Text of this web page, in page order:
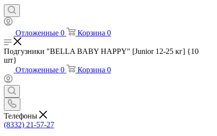
Отложенные 0 Корзина 0
Подгузники "BELLA BABY HAPPY" [Junior 12-25 кг] {10
шт}
Отложенные 0 Корзина 0
Телефоны
(8332) 21-57-27